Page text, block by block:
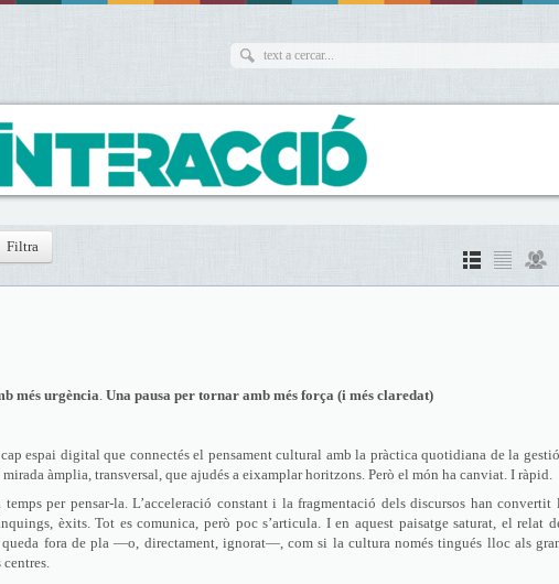
més urgència. Una pausa per tornar amb més força (i més claredat)
espai digital que connectés el pensament cultural amb la pràctica quotidiana de la
àmplia, transversal, que ajudés a eixamplar horitzons. Però el món ha canviat. I ràpid.
per pensar-la. L’acceleració constant i la fragmentació dels discursos han convertit
èxits. Tot es comunica, però poc s’articula. I en aquest paisatge saturat, el relat
fora de pla —o, directament, ignorat—, com si la cultura només tingués lloc als
centres.